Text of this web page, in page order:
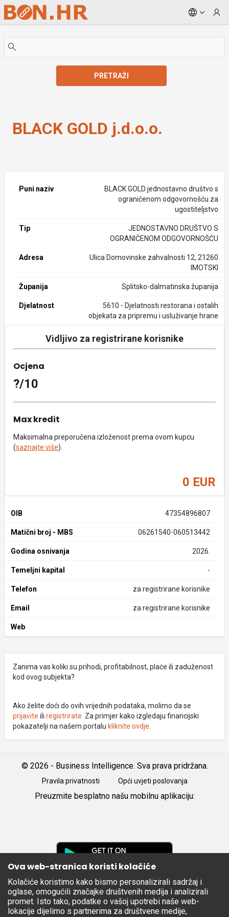
Skip to Main Content
PRETRAŽI
BLACK GOLD j.d.o.o.
Puni naziv
BLACK GOLD jednostavno društvo s
ograničenom odgovornošću za
ugostiteljstvo
Tip
JEDNOSTAVNO DRUŠTVO S
OGRANIČENOM ODGOVORNOŠĆU
Adresa
Ulica Domovinske zahvalnosti 12, 21260
IMOTSKI
Županija Splitsko-dalmatinska županija
Djelatnost
5610 - Djelatnosti restorana i ostalih
objekata za pripremu i usluživanje hrane
Vidljivo za registrirane korisnike
Ocjena
?/10
Max kredit
Maksimalna preporučena izloženost prema ovom kupcu
(saznajte više).
0 EUR
OIB 47354896807
Matični broj - MBS 06261540-060513442
Godina osnivanja 2026.
Temeljni kapital -
Telefon za registrirane korisnike
Email za registrirane korisnike
Web
Zanima vas koliki su prihodi, profitabilnost, plaće ili zaduženost
kod ovog subjekta?
Ako želite doći do ovih vrijednih podataka, molimo da se
prijavite ili registrirate . Za primjer kako izgledaju financijski
pokazatelji na našem portalu kliknite ovdje
© 2026 - Business Intelligence. Sva prava pridržana.
Pravila privatnosti Opći uvjeti poslovanja
Preuzmite besplatno našu mobilnu aplikaciju:
Apple
Store
Ova web-stranica koristi kolačiće
Kolačiće koristimo kako bismo personalizirali sadržaj i
oglase, omogućili značajke društvenih medija i analizirali
promet. Isto tako, podatke o vašoj upotrebi naše web-
lokacije dijelimo s partnerima za društvene medije,